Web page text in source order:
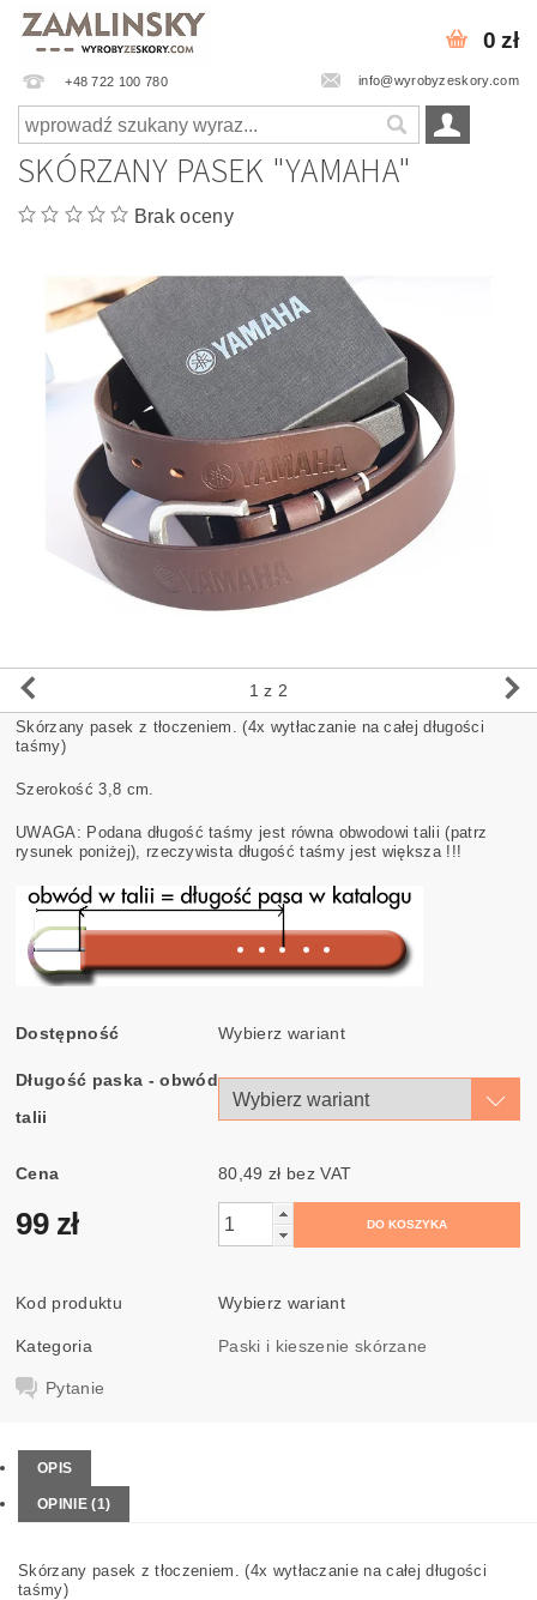
+48 722 100 780 info@wyrobyzeskory.com
0 zł
SKÓRZANY PASEK "YAMAHA"
Brak oceny
1 z 2
Skórzany pasek z tłoczeniem. (4x wytłaczanie na całej długości
taśmy)
Szerokość 3,8 cm.
UWAGA: Podana długość taśmy jest równa obwodowi talii (patrz
rysunek poniżej), rzeczywista długość taśmy jest większa !!!
Dostępność Wybierz wariant
Długość paska - obwód
talii
Cena 80,49 zł bez VAT
99 zł
Kod produktu Wybierz wariant
Kategoria Paski i kieszenie skórzane
Pytanie
OPIS
OPINIE (1)
Skórzany pasek z tłoczeniem. (4x wytłaczanie na całej długości
taśmy)